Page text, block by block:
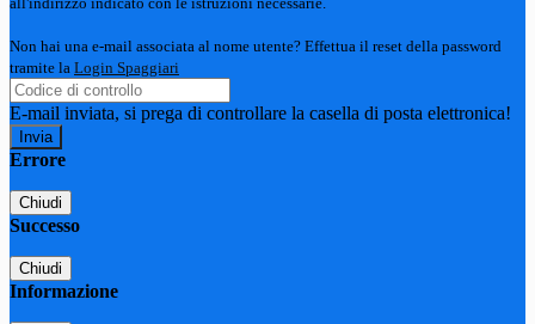
Non hai una e-mail associata al nome utente? Effettua il reset della password
tramite la Login Spaggiari
E-mail inviata, si prega di controllare la casella di posta elettronica!
Errore
Chiudi
Successo
Chiudi
Informazione